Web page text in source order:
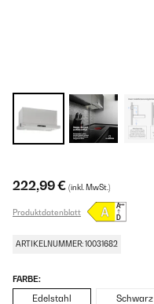
222,99 € (inkl. MwSt.)
Produktdatenblatt
ARTIKELNUMMER: 10031682
FARBE:
Edelstahl Schwarz